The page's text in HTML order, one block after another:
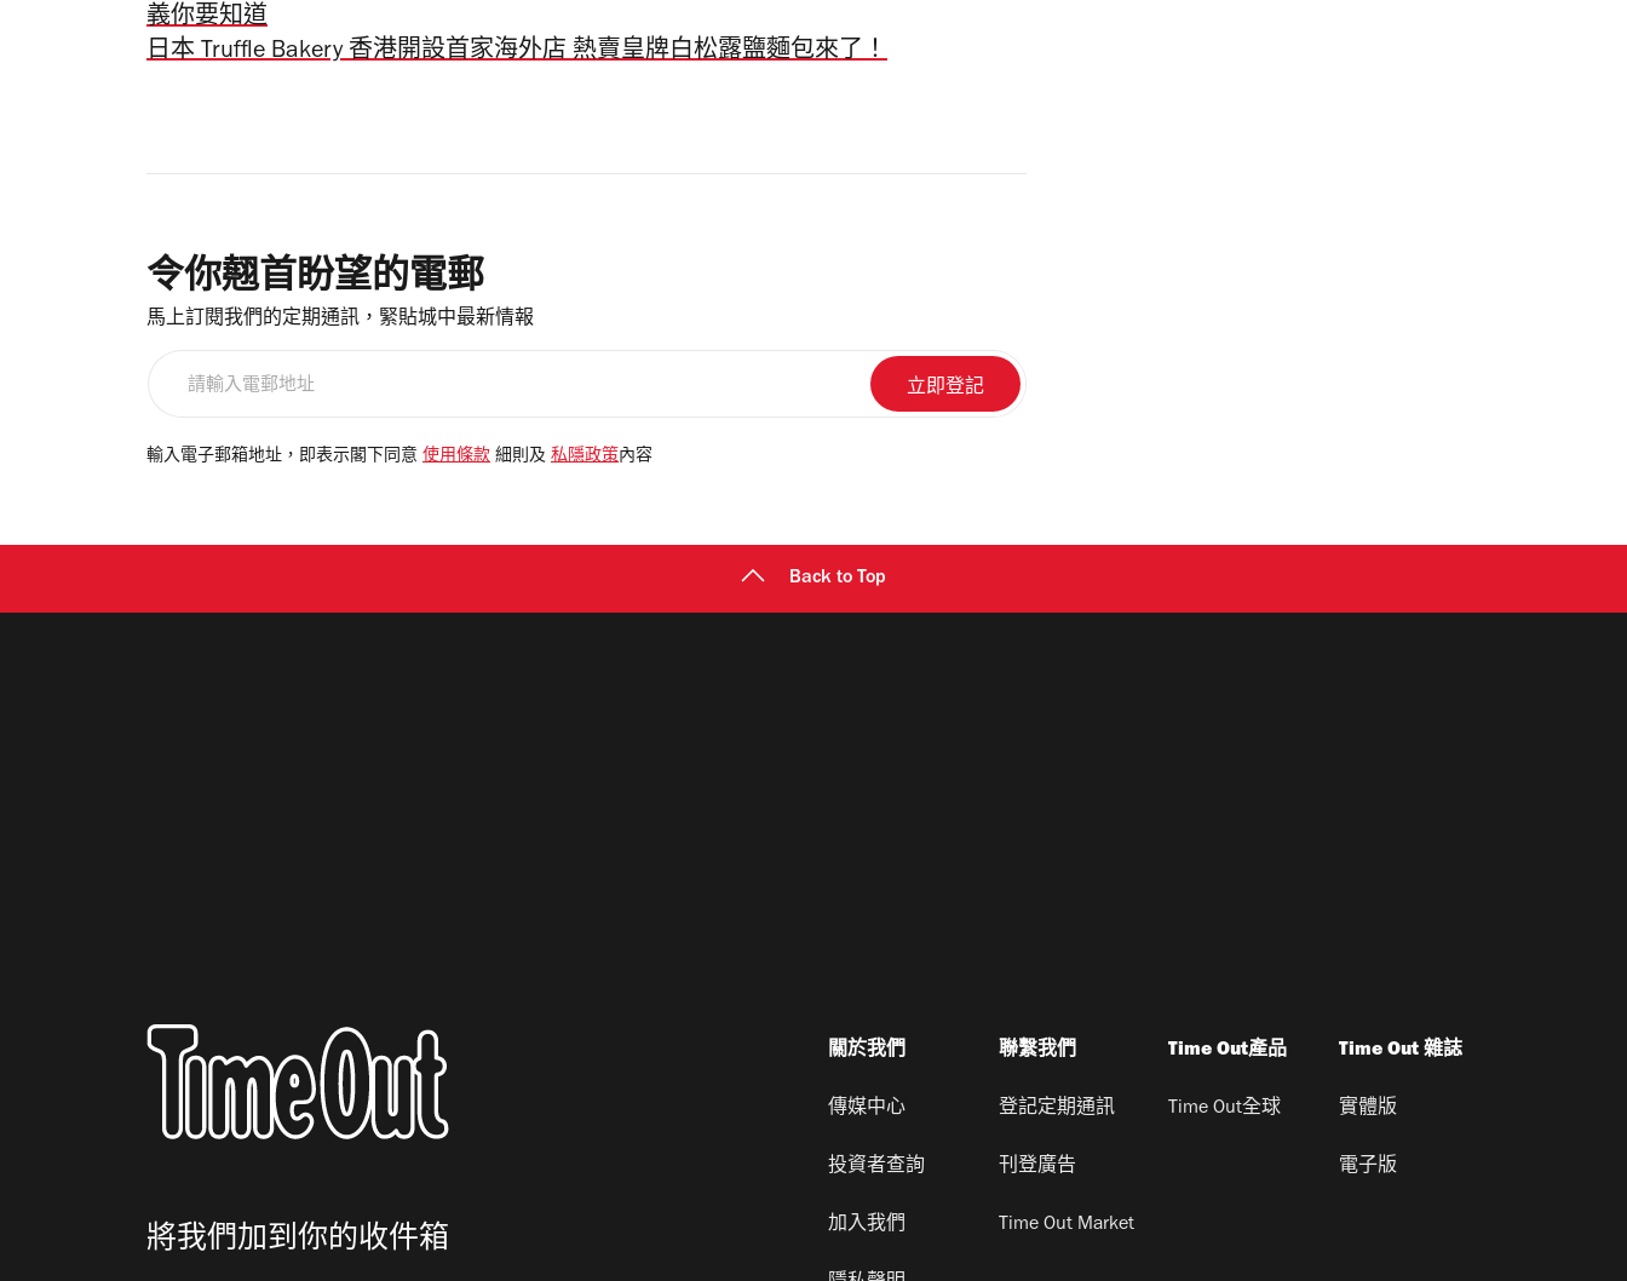
義你要知道
日本 Truffle Bakery 香港開設首家海外店 熱賣皇牌白松露鹽麵包來了！
令你翹首盼望的電郵
馬上訂閱我們的定期通訊，緊貼城中最新情報
電
輸入電子郵箱地址，即表示閣下同意 使用條款 細則及 私隱政策內容
Back to Top
將我們加到你的收件箱
關於我們
傳媒中心
投資者查詢
加入我們
聯繫我們
登記定期通訊
刊登廣告
Time Out Market
Time Out產品
Time Out全球
Time Out 雜誌
實體版
電子版